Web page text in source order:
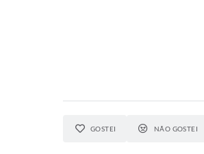
GOSTEI NÃO GOSTEI